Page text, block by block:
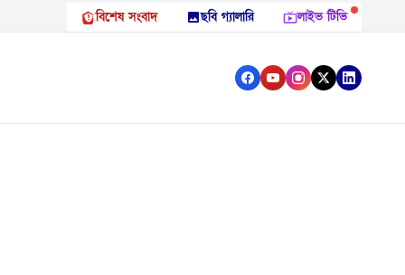
বিশেষ সংবাদ ছবি গ্যালারি লাইভ টিভি